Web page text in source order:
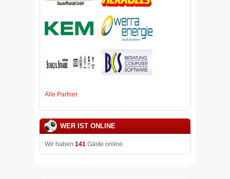
Alle Partner
WER IST ONLINE
Wir haben 141 Gäste online.